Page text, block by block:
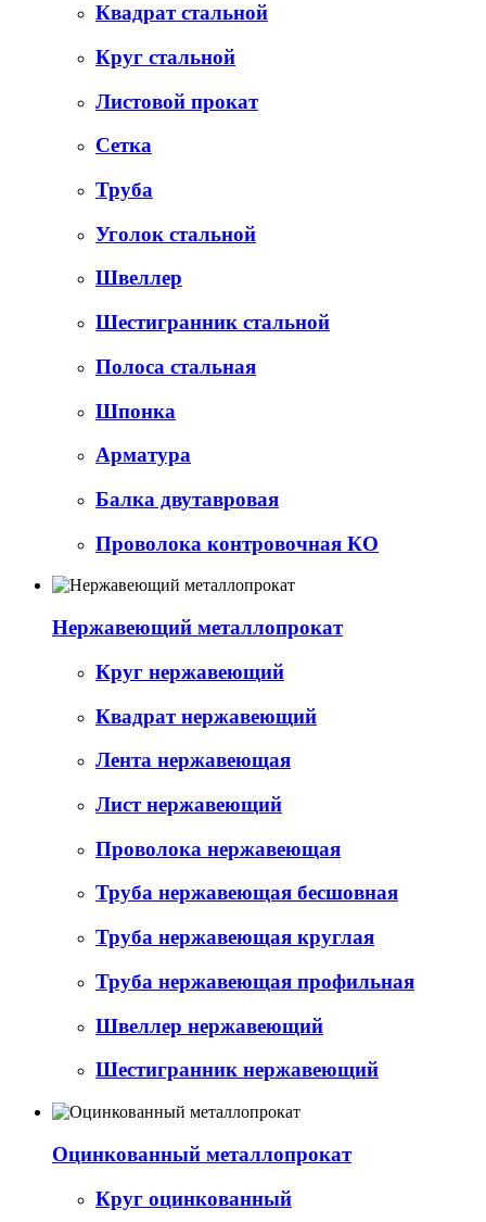
Квадрат стальной
Круг стальной
Листовой прокат
Сетка
Труба
Уголок стальной
Швеллер
Шестигранник стальной
Полоса стальная
Шпонка
Арматура
Балка двутавровая
Проволока контровочная КО
Нержавеющий металлопрокат
Круг нержавеющий
Квадрат нержавеющий
Лента нержавеющая
Лист нержавеющий
Проволока нержавеющая
Труба нержавеющая бесшовная
Труба нержавеющая круглая
Труба нержавеющая профильная
Швеллер нержавеющий
Шестигранник нержавеющий
Оцинкованный металлопрокат
Круг оцинкованный